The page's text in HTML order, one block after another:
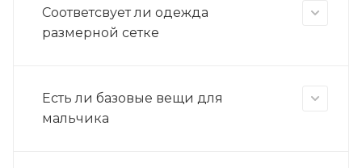
Соответсвует ли одежда
размерной сетке
Есть ли базовые вещи для
мальчика